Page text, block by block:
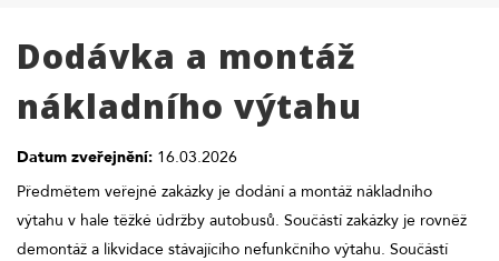
Dodávka a montáž
nákladního výtahu
Datum zveřejnění: 16.03.2026
Předmětem veřejné zakázky je dodání a montáž nákladního
výtahu v hale těžké údržby autobusů. Součástí zakázky je rovněž
demontáž a likvidace stávajícího nefunkčního výtahu. Součástí